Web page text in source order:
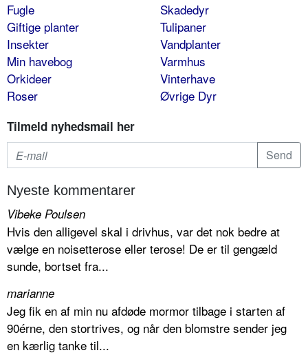
Fugle
Giftige planter
Insekter
Min havebog
Orkideer
Roser
Skadedyr
Tulipaner
Vandplanter
Varmhus
Vinterhave
Øvrige Dyr
Tilmeld nyhedsmail her
Nyeste kommentarer
Vibeke Poulsen
Hvis den alligevel skal i drivhus, var det nok bedre at
vælge en noisetterose eller terose! De er til gengæld
sunde, bortset fra...
marianne
Jeg fik en af min nu afdøde mormor tilbage i starten af
90érne, den stortrives, og når den blomstre sender jeg
en kærlig tanke til...